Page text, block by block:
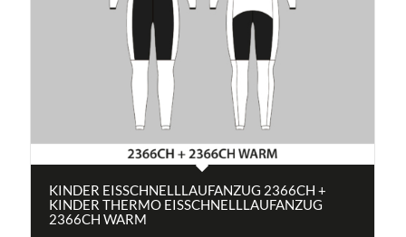
KINDER EISSCHNELLLAUFANZUG 2366CH +
KINDER THERMO EISSCHNELLLAUFANZUG
2366CH WARM